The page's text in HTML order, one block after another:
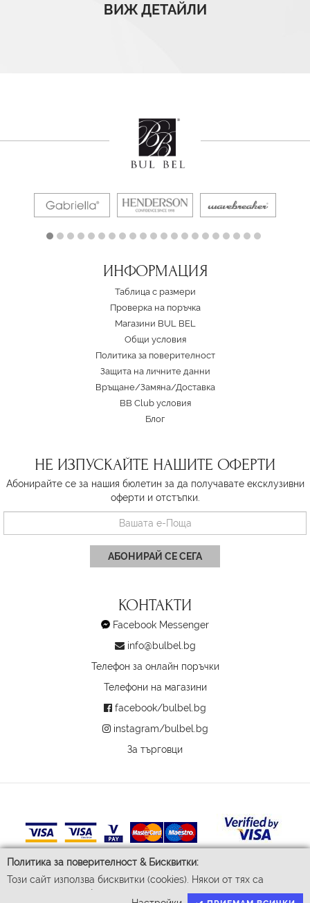
Политика за поверителност & Бисквитки:
Този сайт използва бисквитки (cookies). Някои от тях са
задължителни за функционирането му, докато други ни
ВИЖ ДЕТАЙЛИ
ИНФОРМАЦИЯ
Таблица с размери
Проверка на поръчка
Магазини BUL BEL
Oбщи условия
Политика за поверителност
Защита на личните данни
Връщане/Замяна/Доставка
BB Club условия
Блог
НЕ ИЗПУСКАЙТЕ НАШИТЕ ОФЕРТИ
Абонирайте се за нашия бюлетин за да получавате ексклузивни
оферти и отстъпки.
АБОНИРАЙ СЕ СЕГА
КОНТАКТИ
Facebook Messenger
info@bulbel.bg
Телефон за онлайн поръчки
Телефони на магазини
facebook/bulbel.bg
instagram/bulbel.bg
За търговци
© 2026 Бул-Бел ЕООД